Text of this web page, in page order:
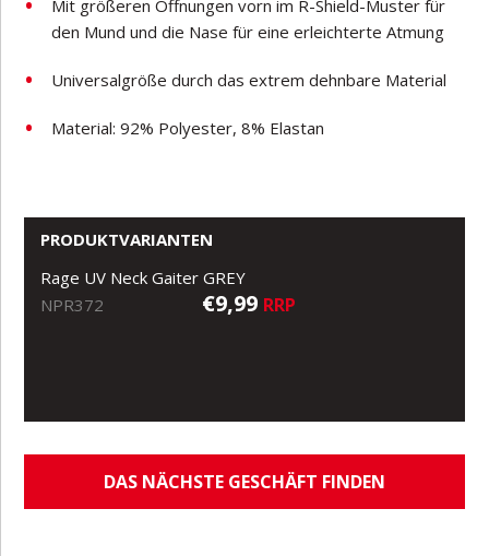
Mit größeren Öffnungen vorn im R-Shield-Muster für
den Mund und die Nase für eine erleichterte Atmung
Universalgröße durch das extrem dehnbare Material
Material: 92% Polyester, 8% Elastan
PRODUKTVARIANTEN
Rage UV Neck Gaiter GREY
NPR372
€9,99 RRP
DAS NÄCHSTE GESCHÄFT FINDEN